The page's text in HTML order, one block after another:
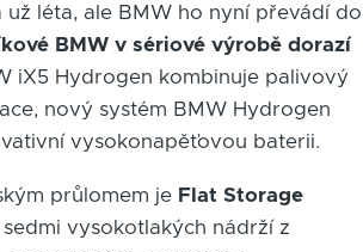
už léta, ale BMW ho nyní převádí do
BMW v sériové výrobě dorazí
iX5 Hydrogen kombinuje palivový
nový systém BMW Hydrogen
vysokonapěťovou baterii.
průlomem je Flat Storage
sedmi vysokotlakých nádrží z